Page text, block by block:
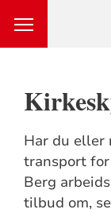
Har du eller
transport for
Berg
tilbud om,